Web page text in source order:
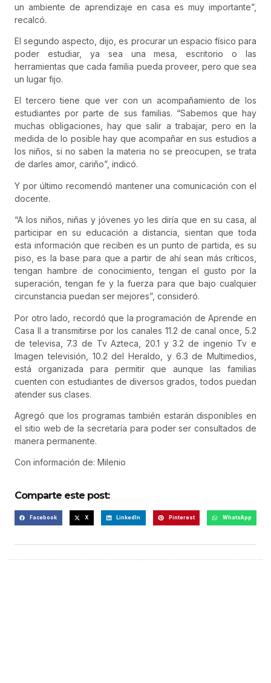
un ambiente de aprendizaje en casa es muy importante”,
recalcó.
El segundo aspecto, dijo, es procurar un espacio físico para
poder estudiar, ya sea una mesa, escritorio o las
herramientas que cada familia pueda proveer, pero que sea
un lugar fijo.
El tercero tiene que ver con un acompañamiento de los
estudiantes por parte de sus familias. “Sabemos que hay
muchas obligaciones, hay que salir a trabajar, pero en la
medida de lo posible hay que acompañar en sus estudios a
los niños, si no saben la materia no se preocupen, se trata
de darles amor, cariño”, indicó.
Y por último recomendó mantener una comunicación con el
docente.
“A los niños, niñas y jóvenes yo les diría que en su casa, al
participar en su educación a distancia, sientan que toda
esta información que reciben es un punto de partida, es su
piso, es la base para que a partir de ahí sean más críticos,
tengan hambre de conocimiento, tengan el gusto por la
superación, tengan fe y la fuerza para que bajo cualquier
circunstancia puedan ser mejores”, consideró.
Por otro lado, recordó que la programación de Aprende en
Casa II a transmitirse por los canales 11.2 de canal once, 5.2
de televisa, 7.3 de Tv Azteca, 20.1 y 3.2 de ingenio Tv e
Imagen televisión, 10.2 del Heraldo, y 6.3 de Multimedios,
está organizada para permitir que aunque las familias
cuenten con estudiantes de diversos grados, todos puedan
atender sus clases.
Agregó que los programas también estarán disponibles en
el sitio web de la secretaría para poder ser consultados de
manera permanente.
Con información de: Milenio
Comparte este post:
Facebook X LinkedIn Pinterest WhatsApp